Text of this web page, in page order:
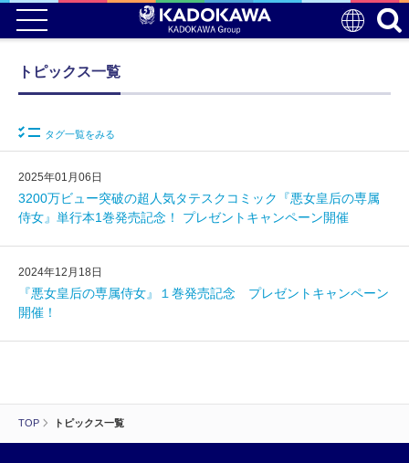
TOP トピックス一覧
トピックス一覧
タグ一覧をみる
2025年01月06日
3200万ビュー突破の超人気タテスクコミック『悪女皇后の専属
侍女』単行本1巻発売記念！ プレゼントキャンペーン開催
2024年12月18日
『悪女皇后の専属侍女』１巻発売記念 プレゼントキャンペーン
開催！